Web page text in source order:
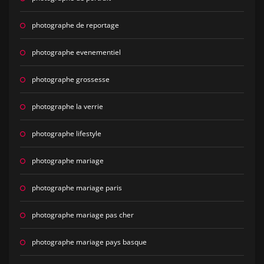
photographe de reportage
photographe evenementiel
photographe grossesse
photographe la verrie
photographe lifestyle
photographe mariage
photographe mariage paris
photographe mariage pas cher
photographe mariage pays basque